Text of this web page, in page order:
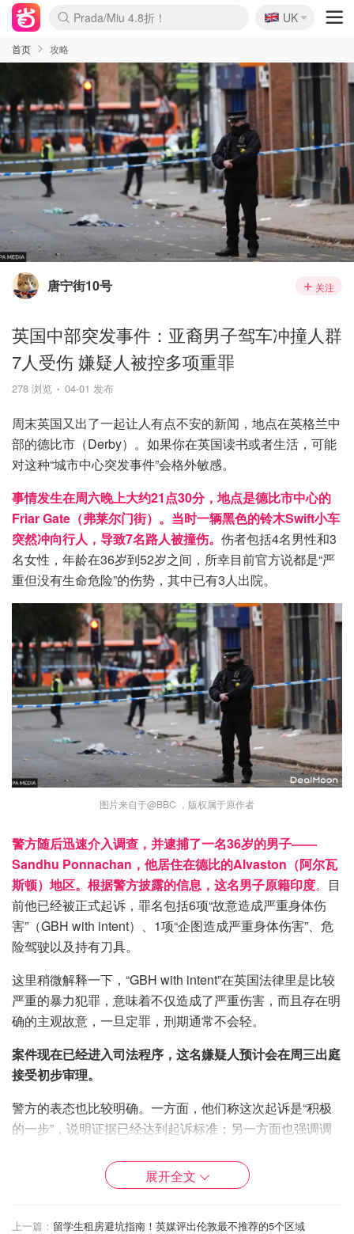
Prada/Miu 4.8折！
🇬🇧
UK
首页 攻略
唐宁街10号 关注
英国中部突发事件：亚裔男子驾车冲撞人群
7人受伤 嫌疑人被控多项重罪
278 浏览 04-01 发布
周末英国又出了一起让人有点不安的新闻，地点在英格兰中
部的德比市（Derby）。如果你在英国读书或者生活，可能
对这种“城市中心突发事件”会格外敏感。
事情发生在周六晚上大约21点30分，地点是德比市中心的
Friar Gate（弗莱尔门街）。当时一辆黑色的铃木Swift小车
突然冲向行人，导致7名路人被撞伤。 伤者包括4名男性和3
名女性，年龄在36岁到52岁之间，所幸目前官方说都是“严
重但没有生命危险”的伤势，其中已有3人出院。
图片来自于@BBC ，版权属于原作者
警方随后迅速介入调查，并逮捕了一名36岁的男子——
Sandhu Ponnachan，他居住在德比的Alvaston（阿尔瓦
斯顿）地区。根据警方披露的信息，这名男子原籍印度。 目
前他已经被正式起诉，罪名包括6项“故意造成严重身体伤
害”（GBH with intent）、1项“企图造成严重身体伤害”、危
险驾驶以及持有刀具。
这里稍微解释一下，“GBH with intent”在英国法律里是比较
严重的暴力犯罪，意味着不仅造成了严重伤害，而且存在明
确的主观故意，一旦定罪，刑期通常不会轻。
案件现在已经进入司法程序，这名嫌疑人预计会在周三出庭
接受初步审理。
警方的表态也比较明确。一方面，他们称这次起诉是“积极
的一步”，说明证据已经达到起诉标准；另一方面也强调调
同时警方特别提醒公众，不要在网上进行过度猜测，以免影
展开全文
上一篇： 留学生租房避坑指南！英媒评出伦敦最不推荐的5个区域